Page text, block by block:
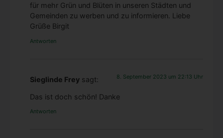
für mehr Grün und Blü­ten in unse­ren Städ­ten und
Gemein­den zu wer­ben und zu infor­mie­ren. Lie­be
Grü­ße Bir­git
Antworten
Sieglinde Frey sagt: 8. September 2023 um 22:13 Uhr
Das ist doch schön! Dan­ke
Antworten